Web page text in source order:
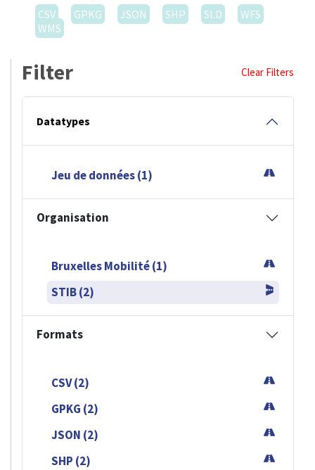
CSV
GPKG JSON SHP SLD
WFS
WMS
Filter Clear Filters
Datatypes
Jeu de données (1)
Organisation
Bruxelles Mobilité (1)
STIB (2)
Formats
CSV (2)
GPKG (2)
JSON (2)
SHP (2)